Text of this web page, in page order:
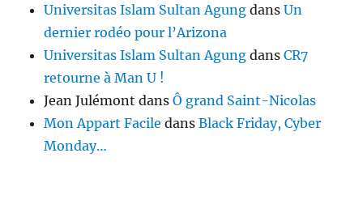
Universitas Islam Sultan Agung dansUn
dernier rodéo pour l’Arizona
Universitas Islam Sultan Agung dansCR7
retourne à Man U !
Jean Julémont dansÔ grand Saint-Nicolas
Mon Appart Facile dansBlack Friday, Cyber
Monday…